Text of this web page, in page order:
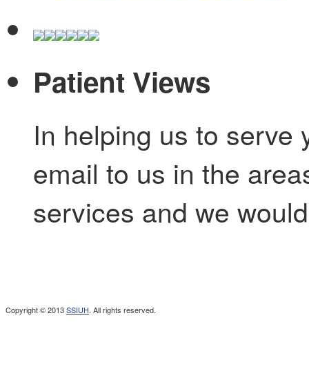
Patient Views
In helping us to serve
email to us in the
services and we
Copyright © 2013SSIUH. All rights reserved.